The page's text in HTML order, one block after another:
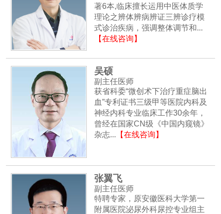
著6本,临床擅长运用中医体质学
理论之辨体辨病辨证三辨诊疗模
式诊治疾病，强调整体调节和...
【在线咨询】
吴硕
副主任医师
获省科委“微创术下治疗重症脑出
血”专利证书三级甲等医院内科及
神经内科专业临床工作30余年，
曾经在国家CN级《中国内窥镜》
杂志... 【在线咨询】
张翼飞
副主任医师
特聘专家，原安徽医科大学第一
附属医院泌尿外科尿控专业组主